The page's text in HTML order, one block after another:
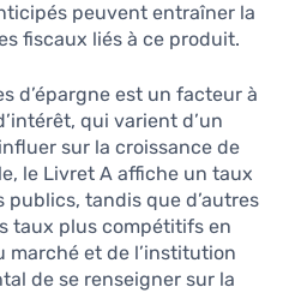
peuvent entraîner la
fiscaux liés à ce produit.
d’épargne est un facteur à
qui varient d’un
sur la croissance de
le Livret A affiche un taux
tandis que d’autres
taux plus compétitifs en
et de l’institution
de se renseigner sur la